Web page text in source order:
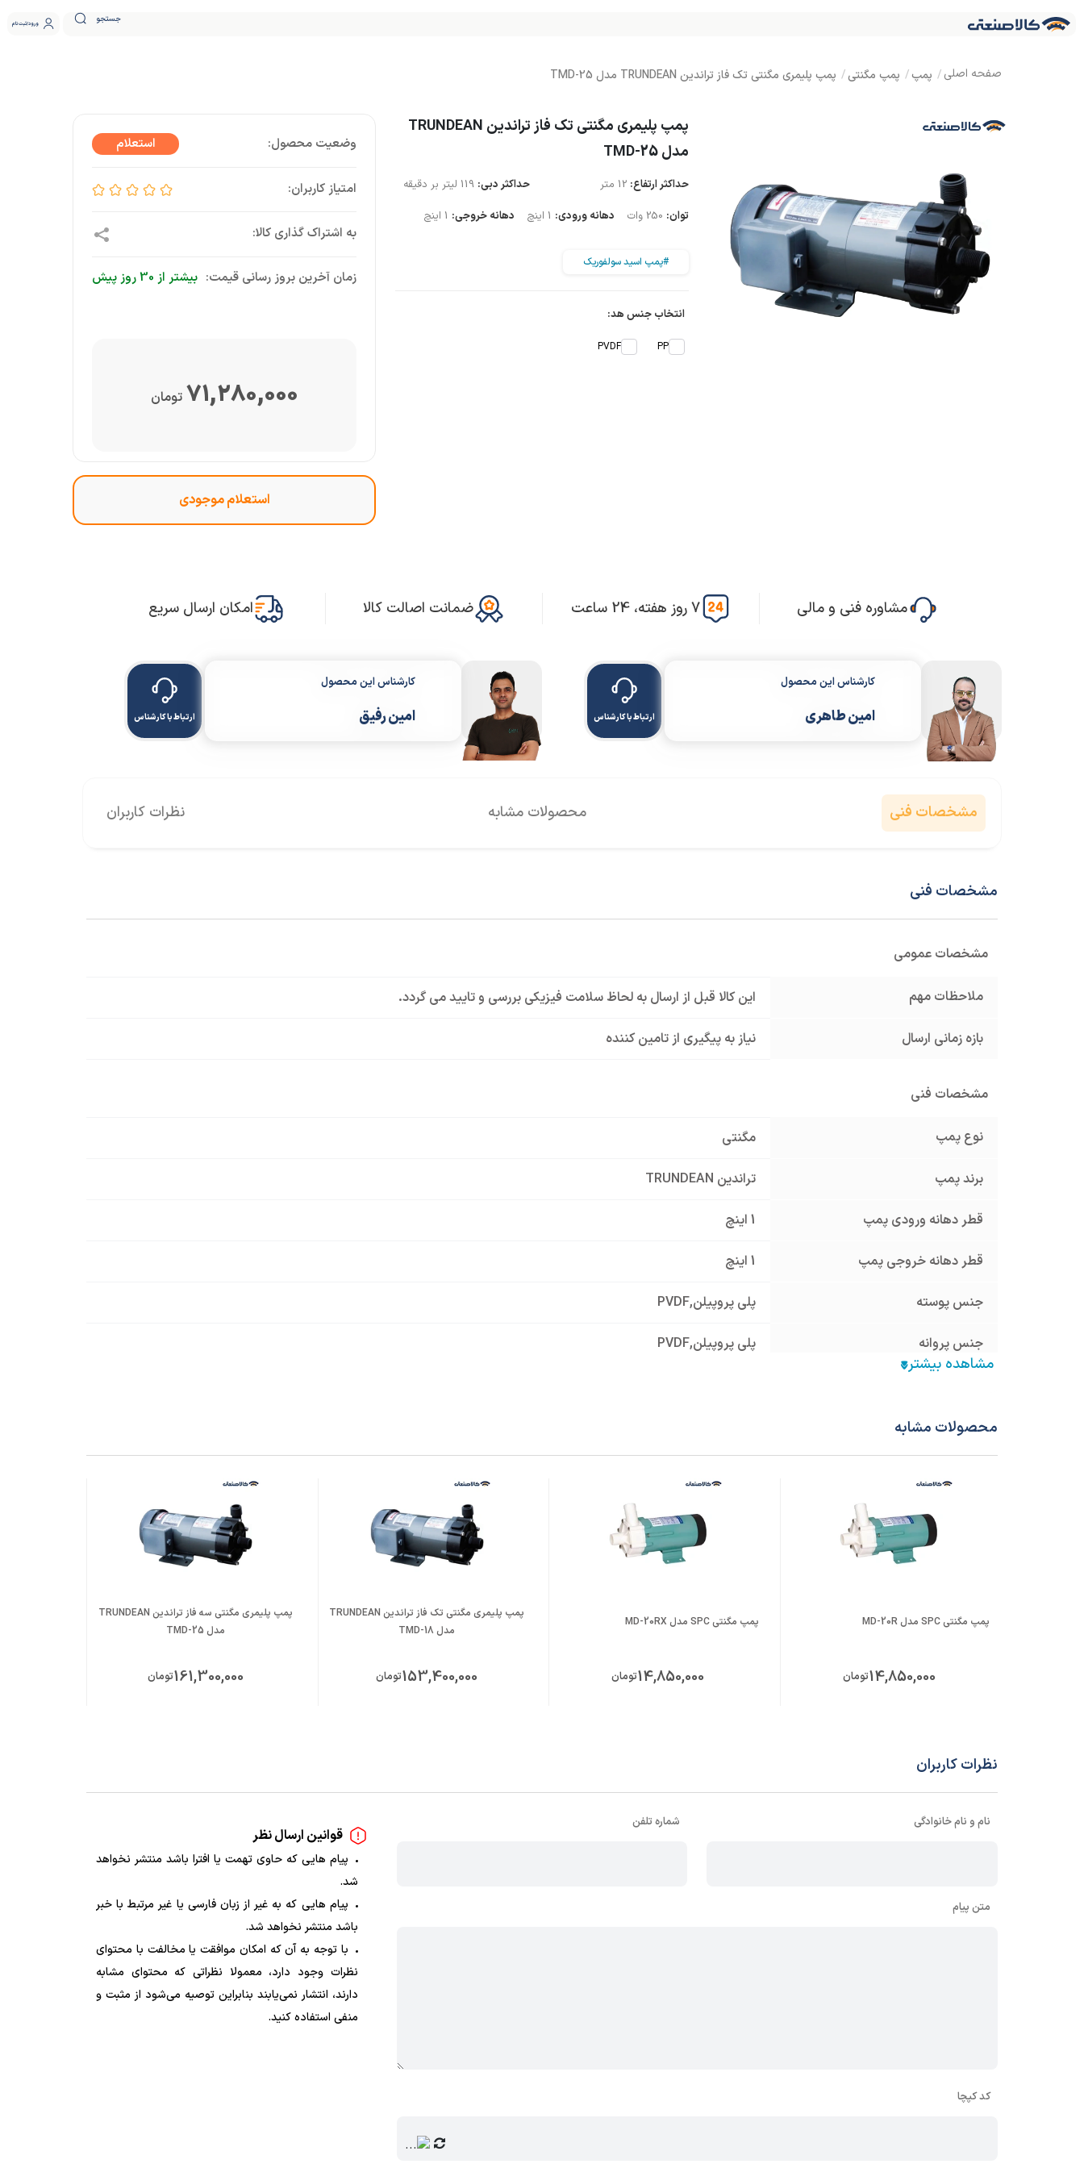
جستجو ورود ثبت نام
پمپ پمپ مگنتی پمپ پلیمری مگنتی تک فاز تراندین TRUNDEAN مدل TMD-25
پمپ پلیمری مگنتی تک فاز تراندین TRUNDEAN
مدل TMD-25
حداکثر ارتفاع: حداکثر دبی:
توان:
دهانه ورودی: دهانه خروجی:
#پمپ اسید سولفوریک
انتخاب جنس هد:
PP
PVDF
زمان آخرین بروز رسانی قیمت: بیشتر از 30 روز پیش
71,280,000 تومان
مشاوره فنی و مالی 7 روز هفته، 24 ساعت ضمانت اصالت کالا امکان ارسال سریع
کارشناس این محصول
امین طاهری ارتباط با کارشناس
کارشناس این محصول
امین رفیق ارتباط با کارشناس
مشخصات فنی محصولات مشابه نظرات کاربران
مشخصات فنی
مشخصات عمومی
ملاحظات مهم این کالا قبل از ارسال به لحاظ سلامت فیزیکی بررسی و تایید می گردد.
بازه زمانی ارسال نیاز به پیگیری از تامین کننده
مشخصات فنی
نوع پمپ مگنتی
برند پمپ تراندین TRUNDEAN
قطر دهانه ورودی پمپ 1 اینچ
قطر دهانه خروجی پمپ 1 اینچ
جنس پوسته پلی پروپیلن,
PVDF
جنس پروانه پلی پروپیلن,
PVDF
الکتروموتور قابل اتصال
محصولات مشابه
پمپ مگنتی SPC مدل MD-20R
14,850,000تومان
پمپ مگنتی SPC مدل MD-20RX
14,850,000تومان
پمپ پلیمری مگنتی تک فاز تراندین TRUNDEAN
مدل TMD-18
153,400,000تومان
پمپ پلیمری مگنتی سه فاز تراندین TRUNDEAN
مدل TMD-25
161,300,000تومان
نظرات کاربران
قوانین ارسال نظر
پیام هایی که حاوی تهمت یا افترا باشد منتشر نخواهد
شد.
پیام هایی که به غیر از زبان فارسی یا غیر مرتبط با خبر
باشد منتشر نخواهد شد.
با توجه به آن که امکان موافقت یا مخالفت با محتوای
نظرات وجود دارد، معمولا نظراتی که محتوای مشابه
دارند، انتشار نمی‌یابند بنابراین توصیه می‌شود از مثبت و
منفی استفاده کنید.
نام و نام خانوادگی شماره تلفن
متن پیام
کد کپچا